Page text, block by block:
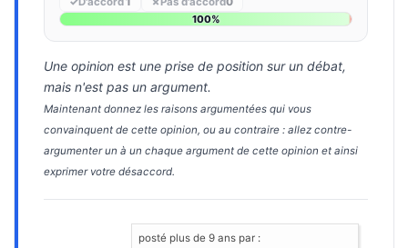
100%
Une opinion est une prise de position sur un débat,
mais n'est pas un argument.
Maintenant donnez les raisons argumentées qui vous
convainquent de cette opinion, ou au contraire : allez contre-
argumenter un à un chaque argument de cette opinion et ainsi
exprimer votre désaccord.
posté plus de 9 ans par :